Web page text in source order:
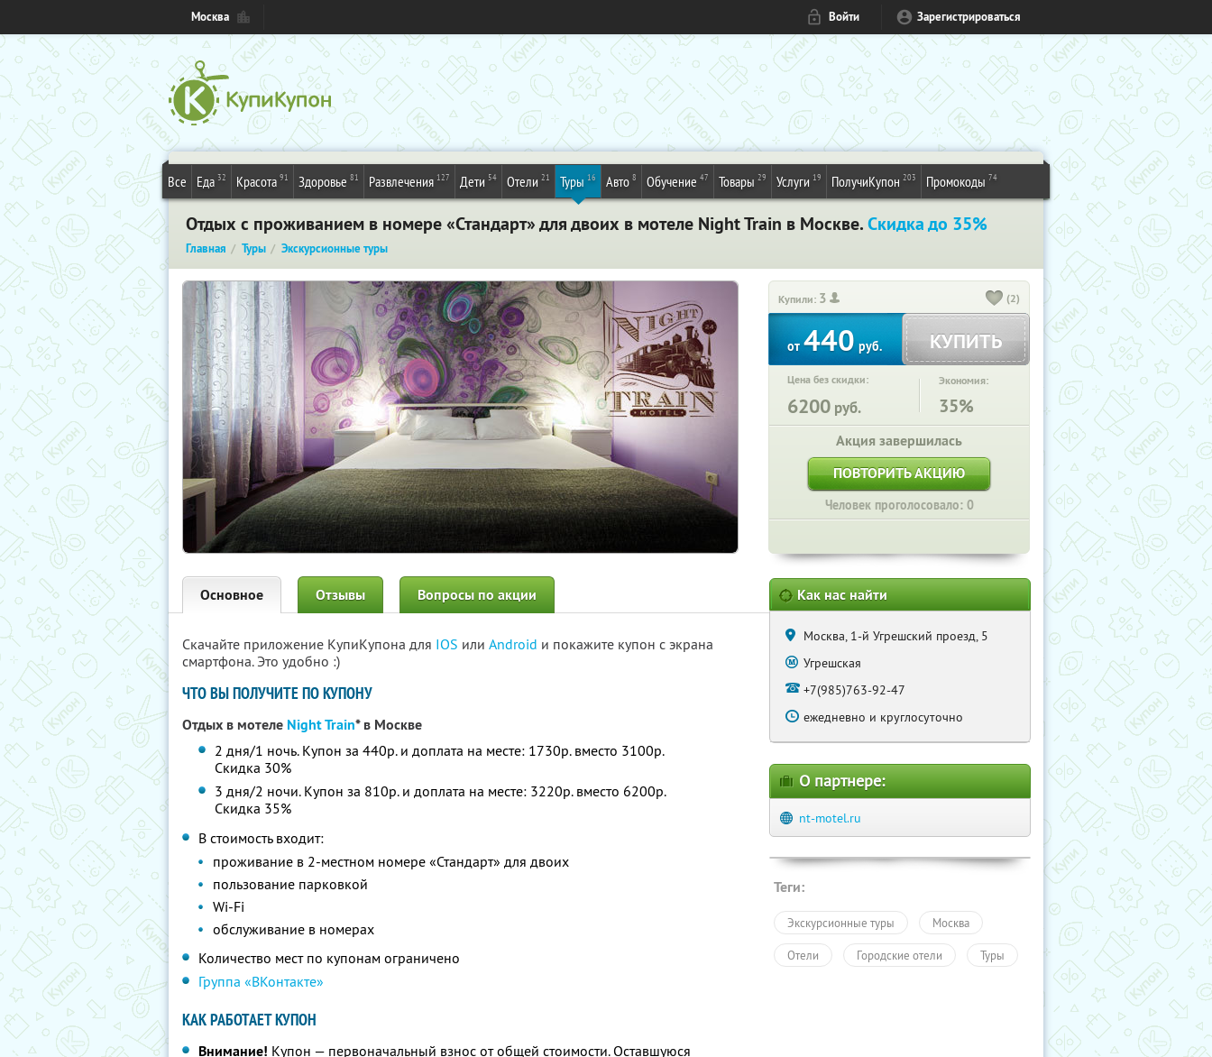
Москва Войти Зарегистрироваться
Все Еда 32 Красота 91 Здоровье 81 Развлечения 127 Дети 54 Отели 21 Туры 16 Авто 8 Обучение 47 Товары 29 Услуги 19 ПолучиКупон 203 Промокоды 74
Отдых с проживанием в номере «Стандарт» для двоих в мотеле Night Train в Москве.Скидка до 35%
Главная Туры Экскурсионные туры
Купили: 3 (2)
от440руб. КУПИТЬ
Цена без скидки:
6200 руб.
Экономия:
35%
Акция завершилась
ПОВТОРИТЬ АКЦИЮ
Человек проголосовало: 0
Основное Отзывы Вопросы по акции
Скачайте приложение КупиКупона для IOS или Android и покажите купон с экрана
смартфона. Это удобно :)
ЧТО ВЫ ПОЛУЧИТЕ ПО КУПОНУ
Отдых в мотеле Night Train* в Москве
2 дня/1 ночь. Купон за 440р. и доплата на месте: 1730р. вместо 3100р.
Скидка 30%
3 дня/2 ночи. Купон за 810р. и доплата на месте: 3220р. вместо 6200р.
Скидка 35%
В стоимость входит:
проживание в 2-местном номере «Стандарт» для двоих
пользование парковкой
Wi-Fi
обслуживание в номерах
Количество мест по купонам ограничено
Группа «ВКонтакте»
КАК РАБОТАЕТ КУПОН
Внимание! Купон — первоначальный взнос от общей стоимости. Оставшуюся
Как нас найти
Москва, 1-й Угрешский проезд, 5
Угрешская
+7(985)763-92-47
ежедневно и круглосуточно
О партнере:
nt-motel.ru
Теги:
Экскурсионные туры Москва
Отели Городские отели Туры